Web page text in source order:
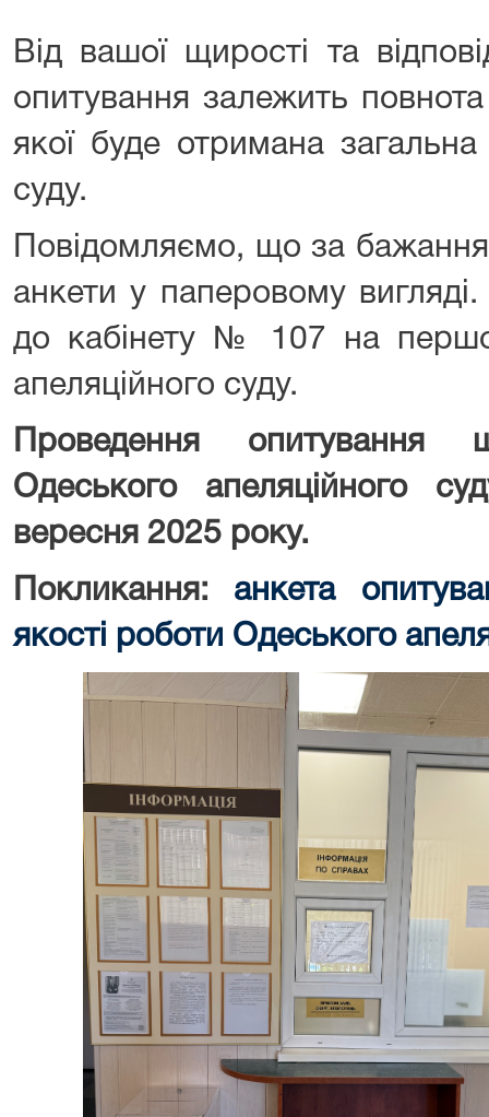
Від вашої щирості та
опитування залежить повнота
якої буде отримана
суду.
Повідомляємо, що за
анкети у паперовому
до кабінету № 107 на
апеляційного суду.
Проведення опитування
Одеського апеляційного
вересня 2025 року.
Покликання: анкета
якості роботи Одеського